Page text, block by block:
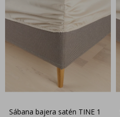
Sábana bajera satén TINE 1